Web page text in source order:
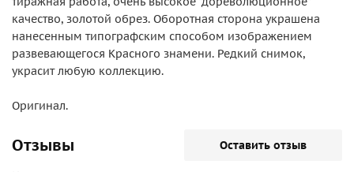
качество, золотой обрез. Оборотная сторона украшена
нанесенным типографским способом изображением
развевающегося Красного знамени. Редкий снимок,
украсит любую коллекцию.
Оригинал.
Отзывы Оставить отзыв